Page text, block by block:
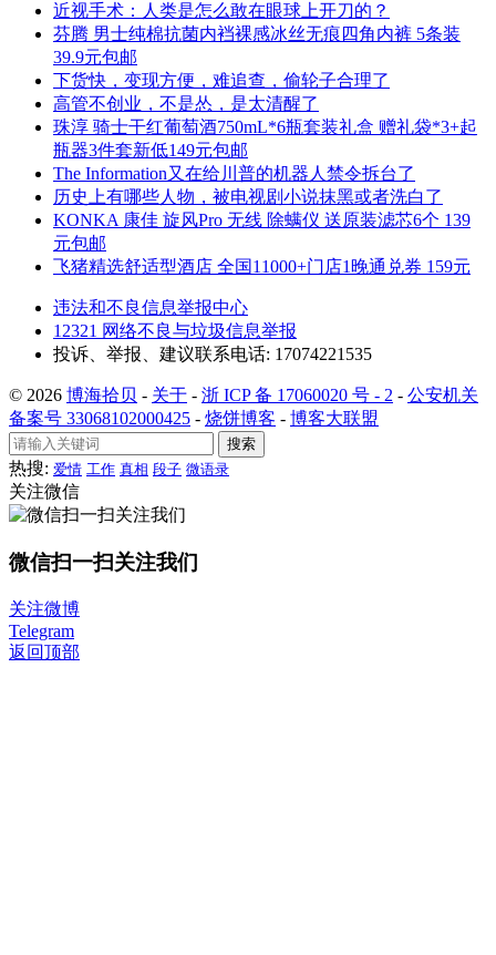
近视手术：人类是怎么敢在眼球上开刀的？
芬腾 男士纯棉抗菌内裆裸感冰丝无痕四角内裤 5条装
39.9元包邮
下货快，变现方便，难追查，偷轮子合理了
高管不创业，不是怂，是太清醒了
珠淳 骑士干红葡萄酒750mL*6瓶套装礼盒 赠礼袋*3+起
瓶器3件套新低149元包邮
The Information又在给川普的机器人禁令拆台了
历史上有哪些人物，被电视剧小说抹黑或者洗白了
KONKA 康佳 旋风Pro 无线 除螨仪 送原装滤芯6个 139
元包邮
飞猪精选舒适型酒店 全国11000+门店1晚通兑券 159元
违法和不良信息举报中心
12321 网络不良与垃圾信息举报
投诉、举报、建议联系电话: 17074221535
© 2026 博海拾贝 - 关于 - 浙 ICP 备 17060020 号 - 2 - 公安机关
备案号 33068102000425 - 烧饼博客 - 博客大联盟
搜索
热搜: 爱情 工作 真相 段子 微语录
关注微信
微信扫一扫关注我们
关注微博
Telegram
返回顶部